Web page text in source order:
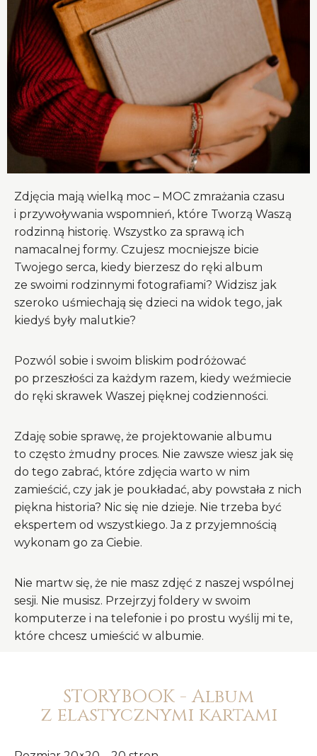
Zdjęcia mają wielką moc – MOC zmrażania czasu
i przywoływania wspomnień, które Tworzą Waszą
rodzinną historię. Wszystko za sprawą ich
namacalnej formy. Czujesz mocniejsze bicie
Twojego serca, kiedy bierzesz do ręki album
ze swoimi rodzinnymi fotografiami? Widzisz jak
szeroko uśmiechają się dzieci na widok tego, jak
kiedyś były malutkie?
Pozwól sobie i swoim bliskim podróżować
po przeszłości za każdym razem, kiedy weźmiecie
do ręki skrawek Waszej pięknej codzienności.
Zdaję sobie sprawę, że projektowanie albumu
to często żmudny proces. Nie zawsze wiesz jak się
do tego zabrać, które zdjęcia warto w nim
zamieścić, czy jak je poukładać, aby powstała z nich
piękna historia? Nic się nie dzieje. Nie trzeba być
ekspertem od wszystkiego. Ja z przyjemnością
wykonam go za Ciebie.
Nie martw się, że nie masz zdjęć z naszej wspólnej
sesji. Nie musisz. Przejrzyj foldery w swoim
komputerze i na telefonie i po prostu wyślij mi te,
które chcesz umieścić w albumie.
STORYBOOK - Album
z elastycznymi kartami